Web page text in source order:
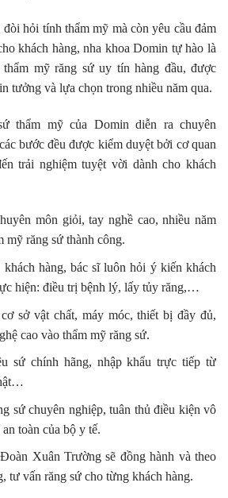
hỏi tính thẩm mỹ mà còn yêu cầu đảm
khách hàng, nha khoa Domin tự hào là
mỹ răng sứ uy tín hàng đầu, được
tưởng và lựa chọn trong nhiều năm qua.
thẩm mỹ của Domin diễn ra chuyên
bước đều được kiểm duyệt bởi cơ quan
trải nghiệm tuyệt vời dành cho khách
môn giỏi, tay nghề cao, nhiều năm
mỹ răng sứ thành công.
hàng, bác sĩ luôn hỏi ý kiến khách
hiện: điều trị bệnh lý, lấy tủy răng,…
sở vật chất, máy móc, thiết bị đầy đủ,
cao vào thẩm mỹ răng sứ.
sứ chính hãng, nhập khẩu trực tiếp từ
sứ chuyên nghiệp, tuân thủ điều kiện vô
toàn của bộ y tế.
Xuân Trường sẽ đồng hành và theo
tư vấn răng sứ cho từng khách hàng.